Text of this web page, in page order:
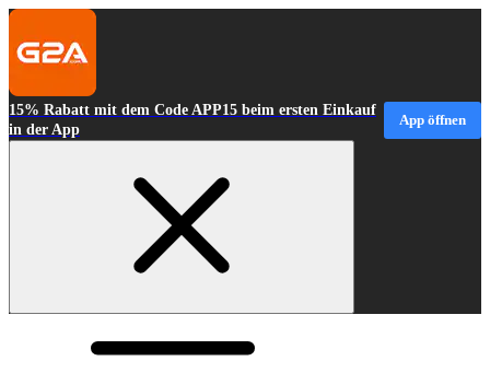
15% Rabatt mit dem Code APP15 beim ersten Einkauf
in der App
App öffnen